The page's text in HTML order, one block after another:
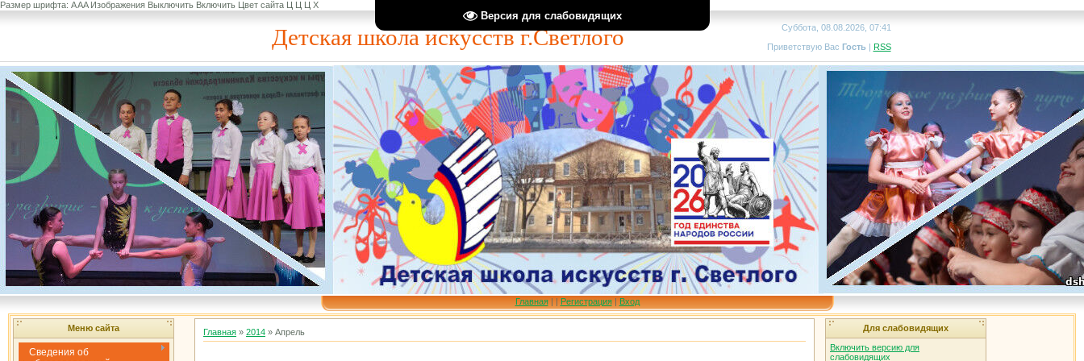
Версия для слабовидящих
Размер шрифта: AAAИзображения Выключить Включить Цвет сайта Ц Ц Ц Х
Детская школа искусств г.Светлого
Суббота, 08.08.2026, 07:41
Приветствую Вас Гость| RSS
Главная| | Регистрация| Вход
Меню сайта
Сведения об
Главная » 2014 » Апрель
Для слабовидящих
Включить версию для
слабовидящих